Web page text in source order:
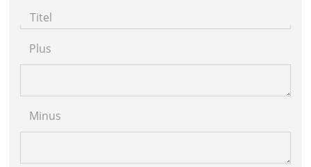
Titel
Plus
Minus